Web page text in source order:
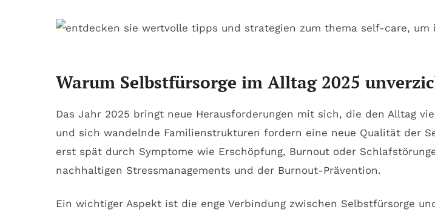
Warum Selbstfürsorge im Alltag 2025
Das Jahr 2025 bringt neue Herausforderungen mit sich, die den Alltag
und sich wandelnde Familienstrukturen fordern eine neue Qualität der
erst spät durch Symptome wie Erschöpfung, Burnout oder
nachhaltigen Stressmanagements und der Burnout-Prävention.
Ein wichtiger Aspekt ist die enge Verbindung zwischen Selbstfürsorge